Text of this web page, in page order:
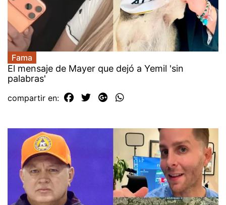
Fama
El mensaje de Mayer que dejó a Yemil 'sin
palabras'
compartir en: